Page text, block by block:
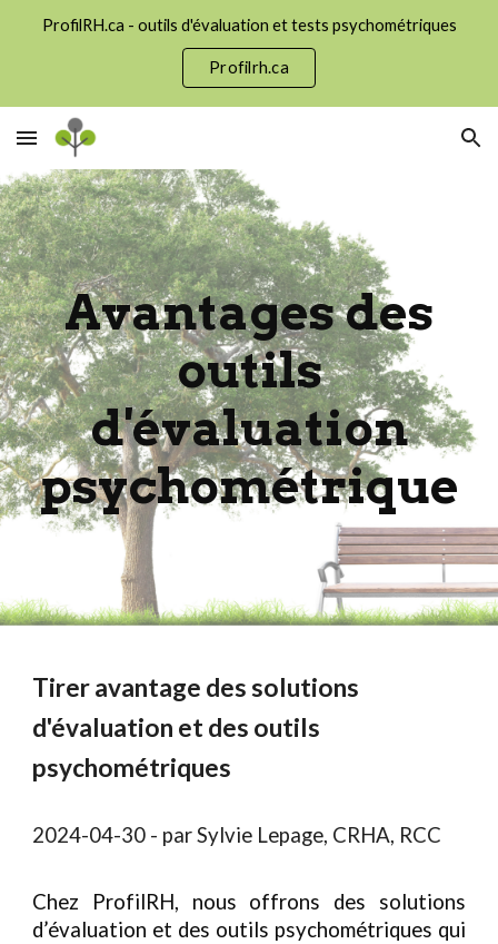
Skip to navigation
ProfilRH.ca - outils d'évaluation et tests psychométriques
Profilrh.ca
Avantages des
outils
d'évaluation
psychométrique
Tirer avantage des solutions
d'évaluation et des outils
psychométriques
2024-04-30 - par Sylvie Lepage, CRHA, RCC
Chez ProfilRH, nous offrons des solutions
d’évaluation et des outils psychométriques qui